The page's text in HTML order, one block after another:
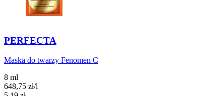
PERFECTA
Maska do twarzy Fenomen C
8 ml
648,75 zł/l